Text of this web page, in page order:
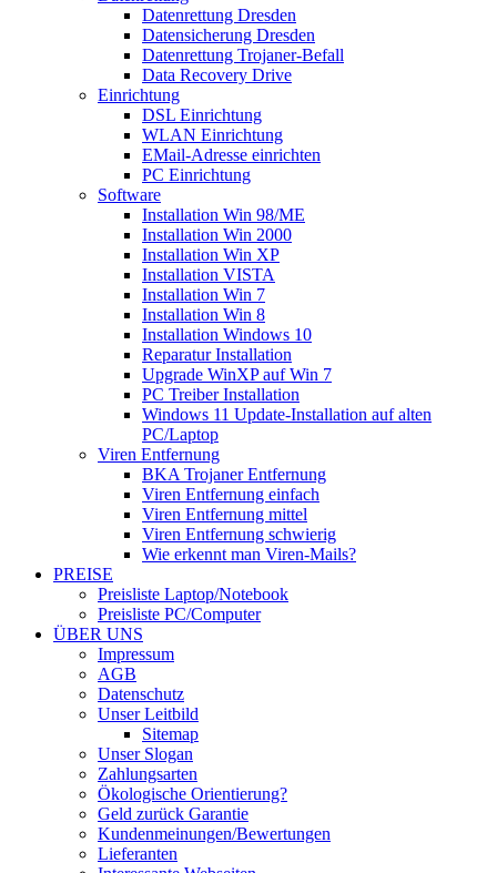
Datenrettung Dresden
Datensicherung Dresden
Datenrettung Trojaner-Befall
Data Recovery Drive
Einrichtung
DSL Einrichtung
WLAN Einrichtung
EMail-Adresse einrichten
PC Einrichtung
Software
Installation Win 98/ME
Installation Win 2000
Installation Win XP
Installation VISTA
Installation Win 7
Installation Win 8
Installation Windows 10
Reparatur Installation
Upgrade WinXP auf Win 7
PC Treiber Installation
Windows 11 Update-Installation auf alten
PC/Laptop
Viren Entfernung
BKA Trojaner Entfernung
Viren Entfernung einfach
Viren Entfernung mittel
Viren Entfernung schwierig
Wie erkennt man Viren-Mails?
PREISE
Preisliste Laptop/Notebook
Preisliste PC/Computer
ÜBER UNS
Impressum
AGB
Datenschutz
Unser Leitbild
Sitemap
Unser Slogan
Zahlungsarten
Ökologische Orientierung?
Geld zurück Garantie
Kundenmeinungen/Bewertungen
Lieferanten